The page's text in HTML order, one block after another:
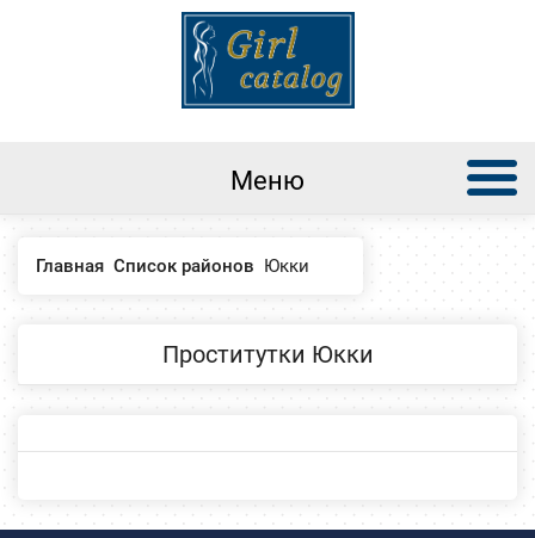
Меню
Главная Список районов Юкки
Проститутки Юкки